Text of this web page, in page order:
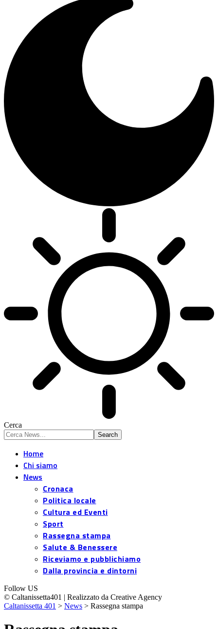
Cerca
Home
Chi siamo
News
Cronaca
Politica locale
Cultura ed Eventi
Sport
Rassegna stampa
Salute & Benessere
Riceviamo e pubblichiamo
Dalla provincia e dintorni
Follow US
© Caltanissetta401 | Realizzato da Creative Agency
Caltanissetta 401 > News > Rassegna stampa